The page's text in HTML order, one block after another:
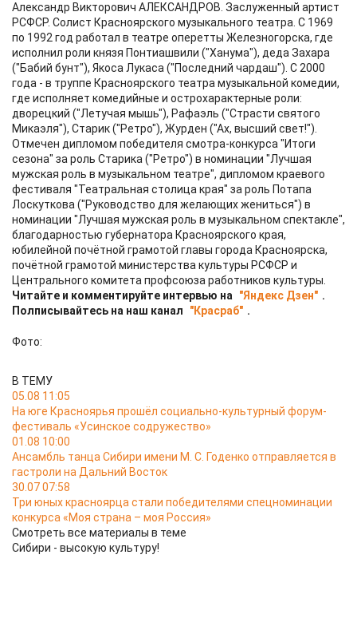
Александр Викторович АЛЕКСАНДРОВ. Заслуженный артист
РСФСР. Солист Красноярского музыкального театра. С 1969
по 1992 год работал в театре оперетты Железногорска, где
исполнил роли князя Понтиашвили ("Ханума"), деда Захара
("Бабий бунт"), Якоса Лукаса ("Последний чардаш"). С 2000
года - в труппе Красноярского театра музыкальной комедии,
где исполняет комедийные и острохарактерные роли:
дворецкий ("Летучая мышь"), Рафаэль ("Страсти святого
Микаэля"), Старик ("Ретро"), Журден ("Ах, высший свет!").
Отмечен дипломом победителя смотра-конкурса "Итоги
сезона" за роль Старика ("Ретро") в номинации "Лучшая
мужская роль в музыкальном театре", дипломом краевого
фестиваля "Театральная столица края" за роль Потапа
Лоскуткова ("Руководство для желающих жениться") в
номинации "Лучшая мужская роль в музыкальном спектакле",
благодарностью губернатора Красноярского края,
юбилейной почётной грамотой главы города Красноярска,
почётной грамотой министерства культуры РСФСР и
Центрального комитета профсоюза работников культуры.
Читайте и комментируйте интервью на
"Яндекс Дзен" .
Полписывайтесь на наш канал
"Красраб" .
Фото:
В ТЕМУ
05.08 11:05
На юге Красноярья прошёл социально-культурный форум-
фестиваль «Усинское содружество»
01.08 10:00
Ансамбль танца Сибири имени М. С. Годенко отправляется в
гастроли на Дальний Восток
30.07 07:58
Три юных красноярца стали победителями спецноминации
конкурса «Моя страна – моя Россия»
Смотреть все материалы в теме
Сибири - высокую культуру!